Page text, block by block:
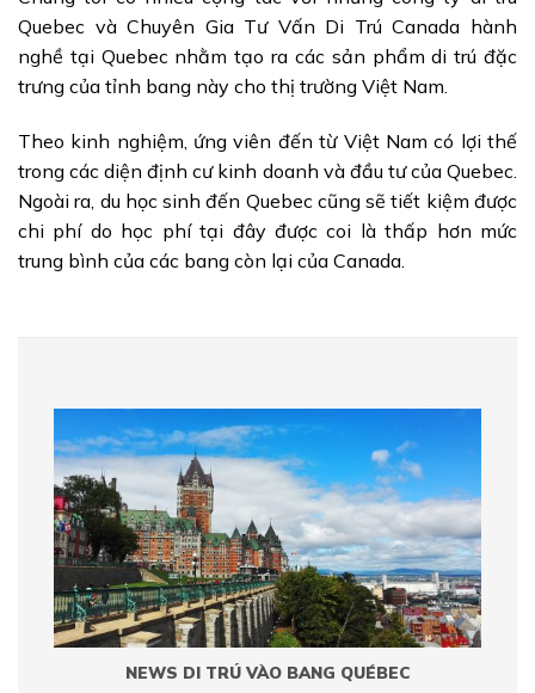
Quebec và Chuyên Gia Tư Vấn Di Trú Canada hành
nghề tại Quebec nhằm tạo ra các sản phẩm di trú đặc
trưng của tỉnh bang này cho thị trường Việt Nam.
Theo kinh nghiệm, ứng viên đến từ Việt Nam có lợi thế
trong các diện định cư kinh doanh và đầu tư của Quebec.
Ngoài ra, du học sinh đến Quebec cũng sẽ tiết kiệm được
chi phí do học phí tại đây được coi là thấp hơn mức
trung bình của các bang còn lại của Canada.
NEWS DI TRÚ VÀO BANG QUÉBEC